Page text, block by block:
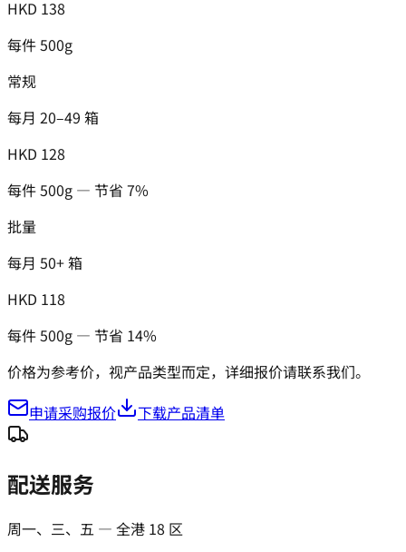
HKD 138
每件 500g
常规
每月 20–49 箱
HKD 128
每件 500g — 节省 7%
批量
每月 50+ 箱
HKD 118
每件 500g — 节省 14%
价格为参考价，视产品类型而定，详细报价请联系我们。
申请采购报价
下载产品清单
配送服务
周一、三、五 — 全港 18 区